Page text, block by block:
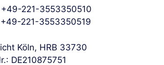
221-3553350510
221-3553350519
Köln, HRB 33730
DE210875751